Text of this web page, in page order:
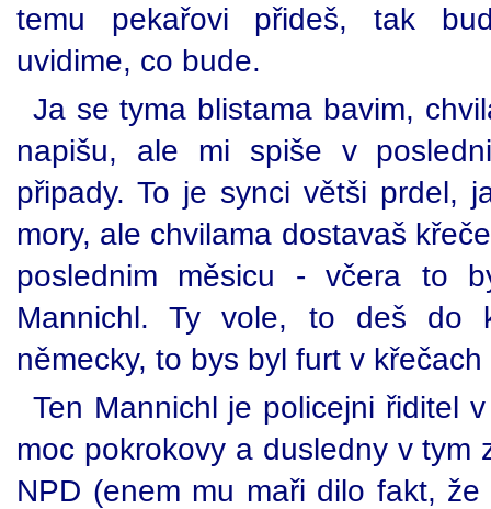
temu pekařovi přideš, tak
uvidime, co bude.
Ja se tyma blistama bavim,
napišu, ale mi spiše v
připady. To je synci větši prdel,
mory, ale chvilama dostavaš
poslednim měsicu - včera to
Mannichl. Ty vole, to deš do
německy, to bys byl furt v křečach
Ten Mannichl je policejni řiditel
moc pokrokovy a dusledny v tym
NPD (enem mu maři dilo fakt,